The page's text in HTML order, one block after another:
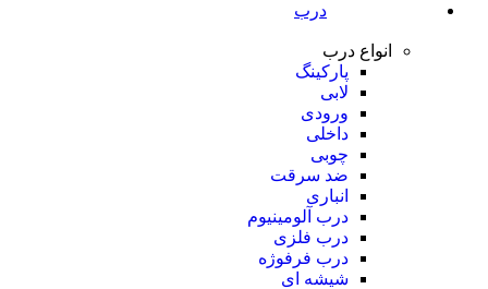
درب
انواع درب
پارکینگ
لابی
ورودی
داخلی
چوبی
ضد سرقت
انباری
درب آلومینیوم
درب فلزی
درب فرفوژه
شیشه ای